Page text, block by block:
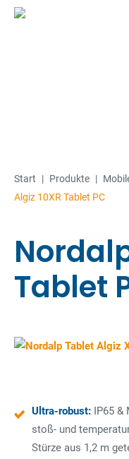
Start | Produkte |
Algiz 10XR Tablet PC
Tablet
Ultra-robust: IP65 &
stoß- und
Stürze aus 1,2 m